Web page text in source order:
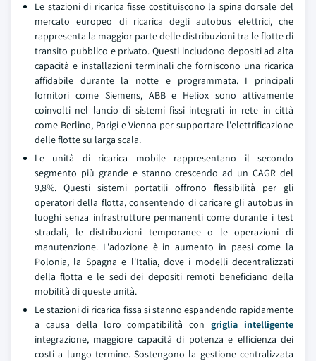
Le stazioni di ricarica fisse costituiscono la spina dorsale del
mercato europeo di ricarica degli autobus elettrici, che
rappresenta la maggior parte delle distribuzioni tra le flotte di
transito pubblico e privato. Questi includono depositi ad alta
capacità e installazioni terminali che forniscono una ricarica
affidabile durante la notte e programmata. I principali
fornitori come Siemens, ABB e Heliox sono attivamente
coinvolti nel lancio di sistemi fissi integrati in rete in città
come Berlino, Parigi e Vienna per supportare l'elettrificazione
delle flotte su larga scala.
Le unità di ricarica mobile rappresentano il secondo
segmento più grande e stanno crescendo ad un CAGR del
9,8%. Questi sistemi portatili offrono flessibilità per gli
operatori della flotta, consentendo di caricare gli autobus in
luoghi senza infrastrutture permanenti come durante i test
stradali, le distribuzioni temporanee o le operazioni di
manutenzione. L'adozione è in aumento in paesi come la
Polonia, la Spagna e l'Italia, dove i modelli decentralizzati
della flotta e le sedi dei depositi remoti beneficiano della
mobilità di queste unità.
Le stazioni di ricarica fissa si stanno espandendo rapidamente
a causa della loro compatibilità congriglia intelligente
integrazione, maggiore capacità di potenza e efficienza dei
costi a lungo termine. Sostengono la gestione centralizzata